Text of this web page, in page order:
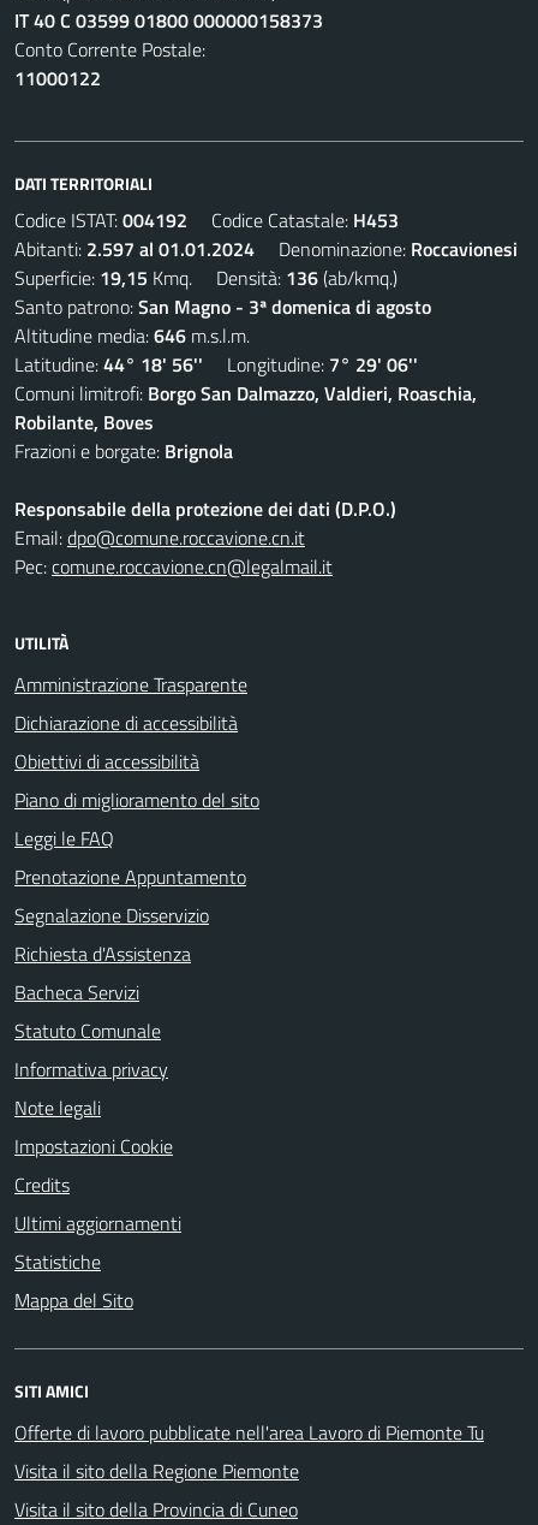
IT 40 C 03599 01800 000000158373
Conto Corrente Postale:
11000122
DATI TERRITORIALI
Codice ISTAT:004192 Codice Catastale: H453
Abitanti: 2.597 al 01.01.2024 Denominazione: Roccavionesi
Superficie: 19,15 Kmq. Densità: 136(ab/kmq.)
Santo patrono:San Magno - 3ª domenica di agosto
Altitudine media:646 m.s.l.m.
Latitudine:44° 18' 56'' Longitudine: 7° 29' 06''
Comuni limitrofi: Borgo San Dalmazzo, Valdieri, Roaschia,
Robilante, Boves
Frazioni e borgate: Brignola
Responsabile della protezione dei dati (D.P.O.)
Email:dpo@comune.roccavione.cn.it
Pec:comune.roccavione.cn@legalmail.it
UTILITÀ
Amministrazione Trasparente
Dichiarazione di accessibilità
Obiettivi di accessibilità
Piano di miglioramento del sito
Leggi le FAQ
Prenotazione Appuntamento
Segnalazione Disservizio
Richiesta d'Assistenza
Bacheca Servizi
Statuto Comunale
Informativa privacy
Note legali
Impostazioni Cookie
Credits
Ultimi aggiornamenti
Statistiche
Mappa del Sito
SITI AMICI
Offerte di lavoro pubblicate nell'area Lavoro di Piemonte Tu
Visita il sito della Regione Piemonte
Visita il sito della Provincia di Cuneo